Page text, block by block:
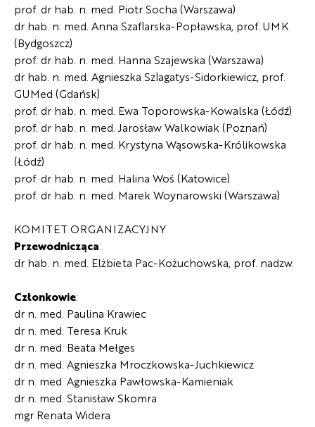
prof. dr hab. n. med. Piotr Socha (Warszawa)
dr hab. n. med. Anna Szaflarska-Popławska, prof. UMK
(Bydgoszcz)
prof. dr hab. n. med. Hanna Szajewska (Warszawa)
dr hab. n. med. Agnieszka Szlagatys-Sidorkiewicz, prof.
GUMed (Gdańsk)
prof. dr hab. n. med. Ewa Toporowska-Kowalska (Łódź)
prof. dr hab. n. med. Jarosław Walkowiak (Poznań)
prof. dr hab. n. med. Krystyna Wąsowska-Królikowska
(Łódź)
prof. dr hab. n. med. Halina Woś (Katowice)
prof. dr hab. n. med. Marek Woynarowski (Warszawa)
KOMITET ORGANIZACYJNY
Przewodnicząca:
dr hab. n. med. Elżbieta Pac-Kożuchowska, prof. nadzw.
Członkowie:
dr n. med. Paulina Krawiec
dr n. med. Teresa Kruk
dr n. med. Beata Mełges
dr n. med. Agnieszka Mroczkowska-Juchkiewicz
dr n. med. Agnieszka Pawłowska-Kamieniak
dr n. med. Stanisław Skomra
mgr Renata Widera